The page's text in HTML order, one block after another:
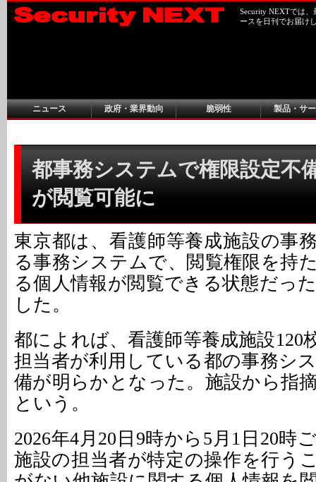
Security NEXTでは
ースを日刊でお届け
ニュース 政府・業界動向 脆弱性 製品・サ
都事務システムで権限設定不
が閲覧可能に
東京都は、看護師等養成施設の事
る事務システムで、閲覧権限を持
る個人情報が閲覧できる状態だっ
した。
都によれば、看護師等養成施設120
担当者が利用している都の事務シ
備が明らかとなった。施設から指
という。
2026年4月20日9時から5月1日20時
施設の担当者が特定の操作を行う